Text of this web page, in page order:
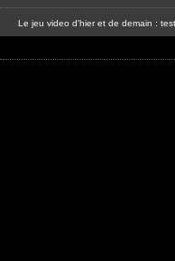
Le jeu video d'hier et de demain :